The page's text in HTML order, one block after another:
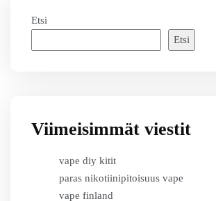
Etsi
Etsi
Viimeisimmät viestit
vape diy kitit
paras nikotiinipitoisuus vape
vape finland